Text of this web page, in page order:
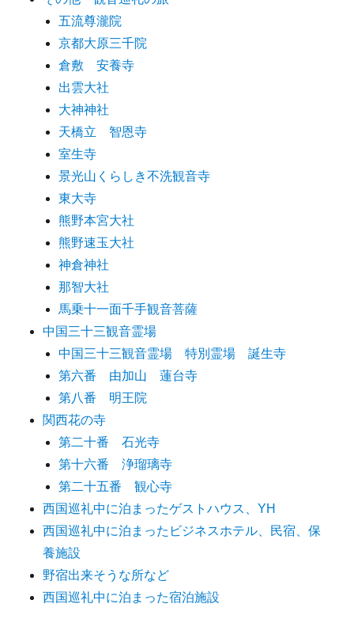
五流尊瀧院
京都大原三千院
倉敷 安養寺
出雲大社
大神神社
天橋立 智恩寺
室生寺
景光山くらしき不洗観音寺
東大寺
熊野本宮大社
熊野速玉大社
神倉神社
那智大社
馬乗十一面千手観音菩薩
中国三十三観音霊場
中国三十三観音霊場 特別霊場 誕生寺
第六番 由加山 蓮台寺
第八番 明王院
関西花の寺
第二十番 石光寺
第十六番 浄瑠璃寺
第二十五番 観心寺
西国巡礼中に泊まったゲストハウス、YH
西国巡礼中に泊まったビジネスホテル、民宿、保
養施設
野宿出来そうな所など
西国巡礼中に泊まった宿泊施設